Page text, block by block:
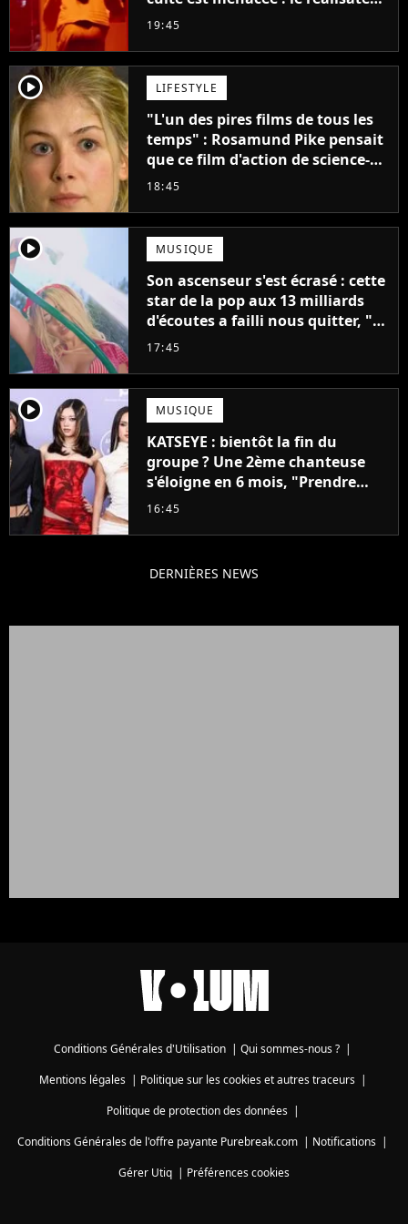
claque la porte pour "différends
19:45
player2 LIFESTYLE
"L'un des pires films de tous les
temps" : Rosamund Pike pensait
que ce film d'action de science-
fiction avec Dwayne Johnson
18:45
player2 MUSIQUE
Son ascenseur s'est écrasé : cette
star de la pop aux 13 milliards
d'écoutes a failli nous quitter, "Je
pensais ne plus jamais chanter"
17:45
player2 MUSIQUE
KATSEYE : bientôt la fin du
groupe ? Une 2ème chanteuse
s'éloigne en 6 mois, "Prendre
cette décision n’a pas été facile"
16:45
DERNIÈRES NEWS
Conditions Générales d'Utilisation | Qui sommes-nous ? |
Mentions légales| Politique sur les cookies et autres traceurs|
Politique de protection des données|
Conditions Générales de l'offre payante Purebreak.com | Notifications |
Gérer Utiq | Préférences cookies